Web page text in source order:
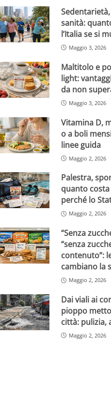
sanità:
l’Italia se si
Maggio 3, 2026
Maltitolo e
light:
da non
Maggio 3, 2026
Vitamina D,
o a boli
linee guida
Maggio 2, 2026
Palestra,
quanto
perché lo
Maggio 2, 2026
“Senza
“senza
contenuto”:
cambiano la
Maggio 2, 2026
Dai viali ai
pioppo
città: pulizia,
Maggio 2, 2026